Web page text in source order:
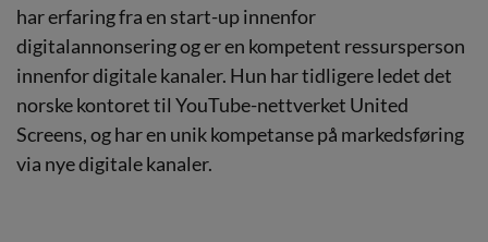
har erfaring fra en start-up innenfor
digitalannonsering og er en kompetent ressursperson
innenfor digitale kanaler. Hun har tidligere ledet det
norske kontoret til YouTube-nettverket United
Screens, og har en unik kompetanse på markedsføring
via nye digitale kanaler.